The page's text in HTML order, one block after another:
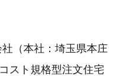
（本社：埼玉県本庄
スト規格型注文住宅